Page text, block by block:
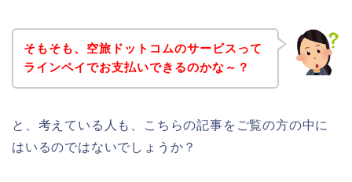
そもそも、空旅ドットコムのサービスって
ラインペイでお支払いできるのかな～？
と、考えている人も、こちらの記事をご覧の方の中に
はいるのではないでしょうか？